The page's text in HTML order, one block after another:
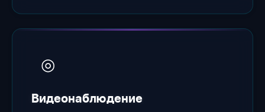
◎
Видеонаблюдение